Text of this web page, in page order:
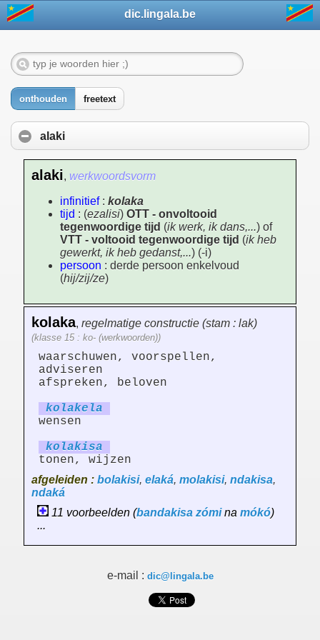
dic.lingala.be
onthouden freetext
alaki
alaki, werkwoordsvorm
infinitief: kolaka
tijd : (ezalisi) OTT - onvoltooid
tegenwoordige tijd (ik werk, ik dans,...) of
VTT - voltooid tegenwoordige tijd (ik heb
gewerkt, ik heb gedanst,...) (-i)
persoon : derde persoon enkelvoud
(hij/zij/ze)
kolaka, regelmatige constructie (stam : lak)
(klasse 15 : ko- (werkwoorden))
waarschuwen, voorspellen,
adviseren
afspreken, beloven
kolakela
wensen
kolakisa
tonen, wijzen
afgeleiden : bolakisi, elaká, molakisi, ndakisa,
ndaká
11 voorbeelden (bandakisa zómina mókó)
...
e-mail : dic@lingala.be